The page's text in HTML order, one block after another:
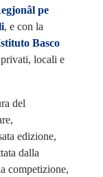
pe
, e con la
Basco
locali e
del
edizione,
dalla
competizione,